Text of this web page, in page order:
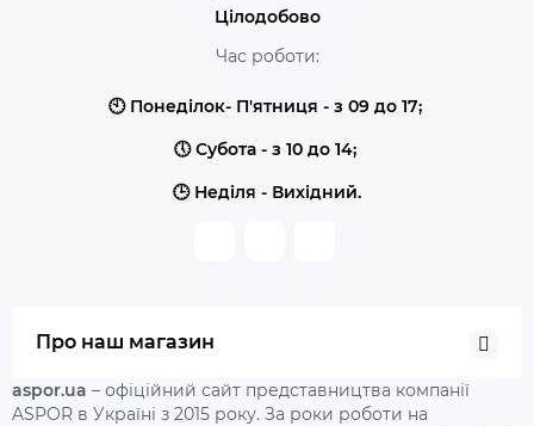
Цілодобово
Час роботи:
🕙 Понеділок- П'ятниця - з 09 до 17;
🕔 Субота - з 10 до 14;
🕒 Неділя - Вихідний.
Про наш магазин
aspor.ua – офіційний сайт представництва компанії
ASPOR в Україні з 2015 року. За роки роботи на